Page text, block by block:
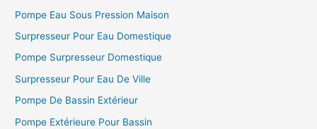
Pompe Eau Sous Pression Maison
Surpresseur Pour Eau Domestique
Pompe Surpresseur Domestique
Surpresseur Pour Eau De Ville
Pompe De Bassin Extérieur
Pompe Extérieure Pour Bassin